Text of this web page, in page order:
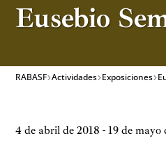
Eusebio
RABASF Actividades Exposiciones
4 de abril de 2018 - 19 de mayo